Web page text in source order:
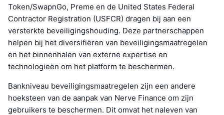
Token/SwapnGo, Preme en de United States Federal
Contractor Registration (USFCR) dragen bij aan een
versterkte beveiligingshouding. Deze partnerschappen
helpen bij het diversifiëren van beveiligingsmaatregelen
en het binnenhalen van externe expertise en
technologieën om het platform te beschermen.
Bankniveau beveiligingsmaatregelen zijn een andere
hoeksteen van de aanpak van Nerve Finance om zijn
gebruikers te beschermen. Dit omvat het naleven van